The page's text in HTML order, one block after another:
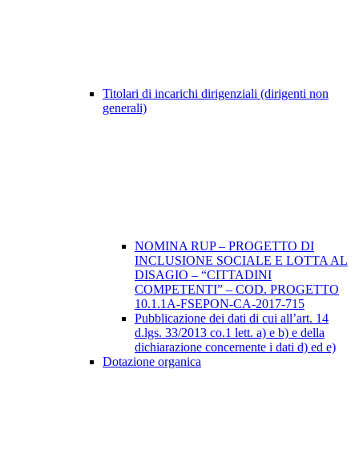
Titolari di incarichi dirigenziali (dirigenti non
generali)
NOMINA RUP – PROGETTO DI
INCLUSIONE SOCIALE E LOTTA AL
DISAGIO – “CITTADINI
COMPETENTI” – COD. PROGETTO
10.1.1A-FSEPON-CA-2017-715
Pubblicazione dei dati di cui all’art. 14
d.lgs. 33/2013 co.1 lett. a) e b) e della
dichiarazione concernente i dati d) ed e)
Dotazione organica